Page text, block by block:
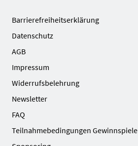
Barrierefreiheitserklärung
Datenschutz
AGB
Impressum
Widerrufsbelehrung
Newsletter
FAQ
Teilnahmebedingungen Gewinnspiele